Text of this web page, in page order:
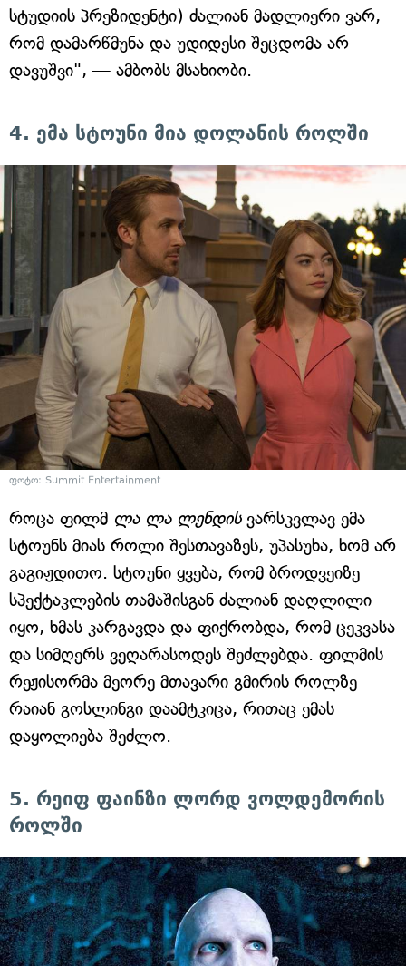
სტუდიის პრეზიდენტი) ძალიან მადლიერი ვარ,
რომ დამარწმუნა და უდიდესი შეცდომა არ
დავუშვი", — ამბობს მსახიობი.
4. ემა სტოუნი მია დოლანის როლში
ფოტო: Summit Entertainment
როცა ფილმ ლა ლა ლენდისვარსკვლავ ემა
სტოუნს მიას როლი შესთავაზეს, უპასუხა, ხომ არ
გაგიჟდითო. სტოუნი ყვება, რომ ბროდვეიზე
სპექტაკლების თამაშისგან ძალიან დაღლილი
იყო, ხმას კარგავდა და ფიქრობდა, რომ ცეკვასა
და სიმღერს ვეღარასოდეს შეძლებდა. ფილმის
რეჟისორმა მეორე მთავარი გმირის როლზე
რაიან გოსლინგი დაამტკიცა, რითაც ემას
დაყოლიება შეძლო.
5. რეიფ ფაინზი ლორდ ვოლდემორის
როლში